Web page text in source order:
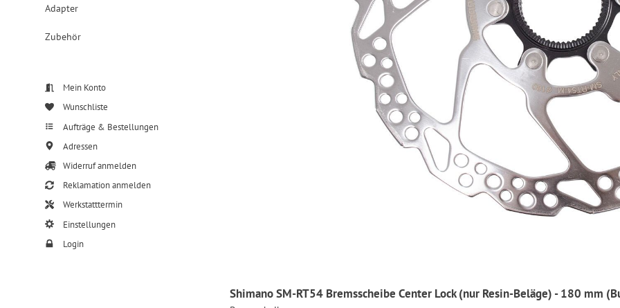
Adapter
Zubehör
Mein Konto
Wunschliste
Aufträge & Bestellungen
Adressen
Widerruf anmelden
Reklamation anmelden
Werkstatttermin
Einstellungen
Login
Shimano SM-RT54 Bremsscheibe Center Lock (nur Resin-Beläge) - 180 mm